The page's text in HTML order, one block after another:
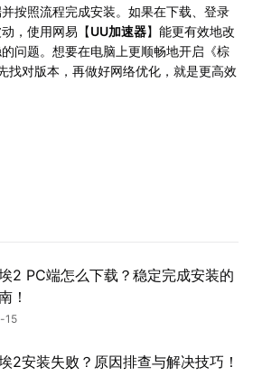
按照流程完成安装。如果在下载、登录
，使用网易【UU加速器】能更有效地改
问题。想要在电脑上更顺畅地开启《棕
找对版本，再做好网络优化，就是更高效
2 PC端怎么下载？稳定完成安装的
！
15
2安装失败？原因排查与解决技巧！